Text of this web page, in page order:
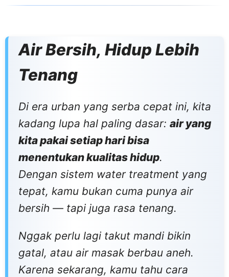
Air Bersih, Hidup Lebih
Tenang
Di era urban yang serba cepat ini, kita
kadang lupa hal paling dasar: air yang
kita pakai setiap hari bisa
menentukan kualitas hidup.
Dengan sistem water treatment yang
tepat, kamu bukan cuma punya air
bersih — tapi juga rasa tenang.
Nggak perlu lagi takut mandi bikin
gatal, atau air masak berbau aneh.
Karena sekarang, kamu tahu cara